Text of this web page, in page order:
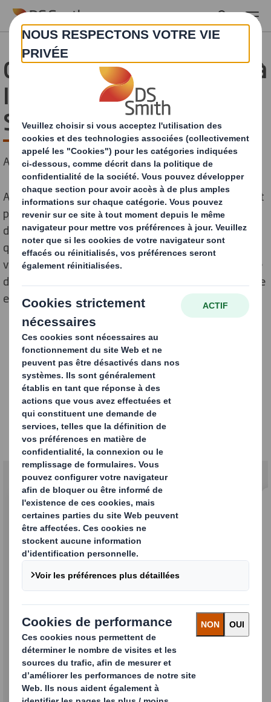
Skip to main content
Centre clientèle commun à
International Paper et DS
Smith
A quel changements s'attendre?
Alors qu'International Paper et DS Smith se regroupent
pour former un leader mondial des solutions
d'emballage durables, nous savons que vous aurez des
questions. Ce qu'il est important de savoir, c'est que
vous êtes notre priorité numéro un et que la fourniture
d'un service ininterrompu avec la plus grande excellence
est notre principal objectif pendant cette transition.
Maintenant
qu'International Paper a
achevé l'acquisition de DS
Smith :
Vous continuerez à bénéficier